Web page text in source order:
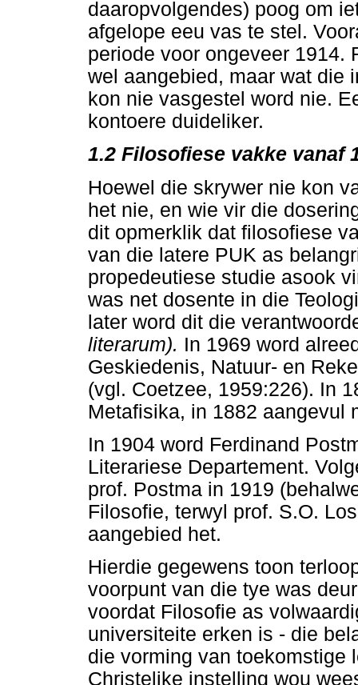
daaropvolgendes) poog om
afgelope eeu vas te stel.
periode voor ongeveer 1914.
wel aangebied, maar wat die
kon nie vasgestel word nie.
kontoere duideliker.
1.2 Filosofiese vakke vanaf
Hoewel die skrywer nie kon
het nie, en wie vir die
dit opmerklik dat filosofiese
van die latere PUK as
propedeutiese studie asook
was net dosente in die
later word dit die
literarum). In 1969 word
Geskiedenis, Natuur- en
(vgl. Coetzee, 1959:226). In
Metafisika, in 1882 aangevul
In 1904 word Ferdinand
Literariese Departement.
prof. Postma in 1919
Filosofie, terwyl prof. S.O.
aangebied het.
Hierdie gegewens toon
voorpunt van die tye was
voordat Filosofie as
universiteite erken is - die
die vorming van toekomstige
Christelike instelling wou